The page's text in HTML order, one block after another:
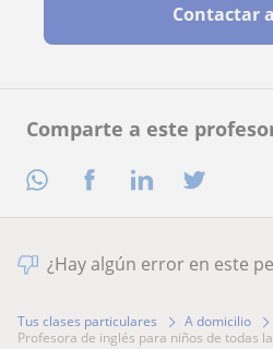
Comparte a este
Contactar
¿Hay algún error en este
Tus clases particulares A domicilio
profesora de inglés para niños de todas